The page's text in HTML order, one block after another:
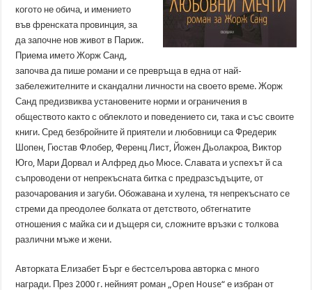
когото не обича, и имението
във френската провинция, за
да започне нов живот в Париж.
Приема името Жорж Санд,
започва да пише романи и се превръща в една от най-
забележителните и скандални личности на своето време. Жорж
Санд предизвиква установените норми и ограничения в
обществото както с облеклото и поведението си, така и със своите
книги. Сред безбройните й приятели и любовници са Фредерик
Шопен, Гюстав Флобер, Ференц Лист, Йожен Дьолакроа, Виктор
Юго, Мари Дорвал и Алфред дьо Мюсе. Славата и успехът й са
съпроводени от непрекъсната битка с предразсъдъците, от
разочарования и загуби. Обожавана и хулена, тя непрекъснато се
стреми да преодолее болката от детството, обтегнатите
отношения с майка си и дъщеря си, сложните връзки с толкова
различни мъже и жени.
Авторката Елизабет Бърг е бестселърова авторка с много
награди. През 2000 г. нейният роман „Open House“ е избран от